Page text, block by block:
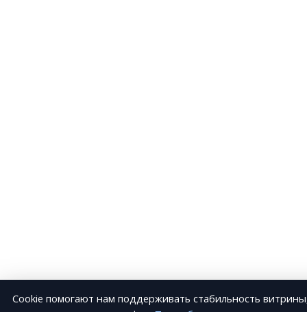
Cookie помогают нам поддерживать стабильность